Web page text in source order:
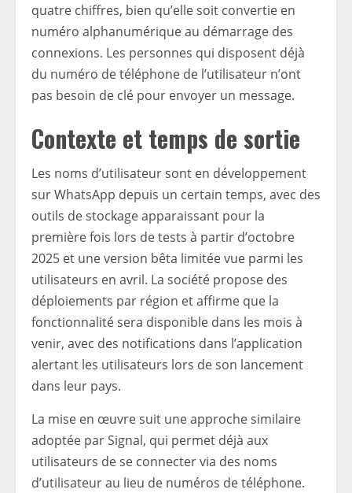
quatre chiffres, bien qu’elle soit convertie en
numéro alphanumérique au démarrage des
connexions. Les personnes qui disposent déjà
du numéro de téléphone de l’utilisateur n’ont
pas besoin de clé pour envoyer un message.
Contexte et temps de sortie
Les noms d’utilisateur sont en développement
sur WhatsApp depuis un certain temps, avec des
outils de stockage apparaissant pour la
première fois lors de tests à partir d’octobre
2025 et une version bêta limitée vue parmi les
utilisateurs en avril. La société propose des
déploiements par région et affirme que la
fonctionnalité sera disponible dans les mois à
venir, avec des notifications dans l’application
alertant les utilisateurs lors de son lancement
dans leur pays.
La mise en œuvre suit une approche similaire
adoptée par Signal, qui permet déjà aux
utilisateurs de se connecter via des noms
d’utilisateur au lieu de numéros de téléphone.